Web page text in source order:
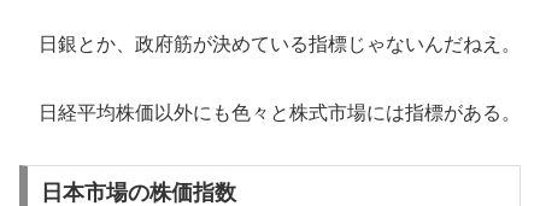
日銀とか、政府筋が決めている指標じゃないんだねえ。
日経平均株価以外にも色々と株式市場には指標がある。
日本市場の株価指数